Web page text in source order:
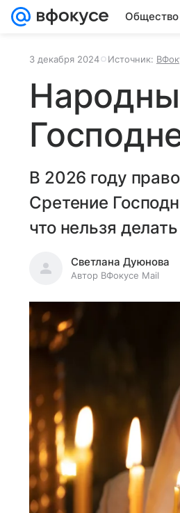
Общество
3 декабря 2024 Источник:
В 2026 году
Сретение
что нельзя
Светлана Дуюнова
Автор ВФокусе Mail